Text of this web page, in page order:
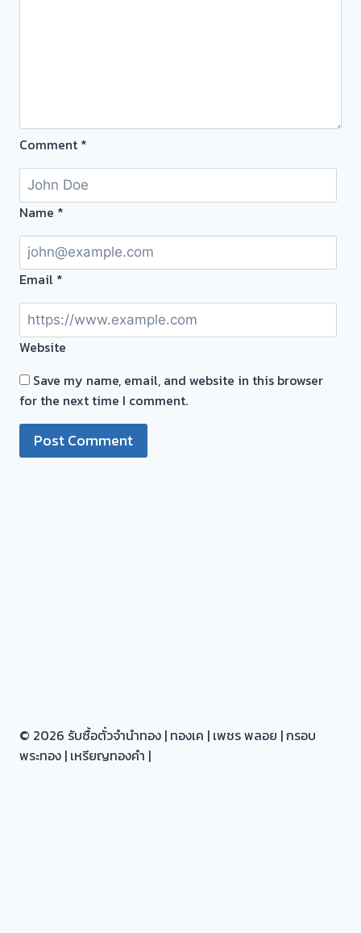
ทันที
ต้อง
จบ
งาน
Comment *
Name *
Email *
Website
Save my name, email, and website in this browser
for the next time I comment.
© 2026 รับซื้อตั๋วจำนำทอง | ทองเค | เพชร พลอย | กรอบ
พระทอง | เหรียญทองคำ |